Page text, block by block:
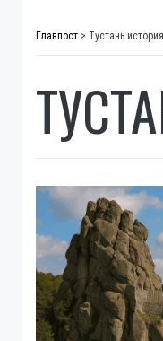
Главпост > Тустань история